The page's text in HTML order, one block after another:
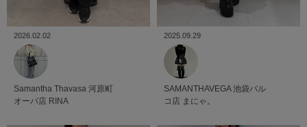
2026.02.02
Samantha Thavasa 河原町
オーパ店 RINA
2025.09.29
SAMANTHAVEGA 池袋パル
コ店 まにゃ。